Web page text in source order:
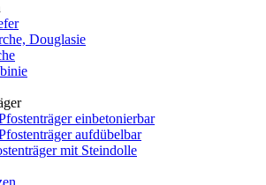
Douglasie
einbetonierbar
aufdübelbar
mit Steindolle